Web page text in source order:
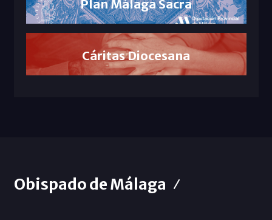
Plan Málaga Sacra
Cáritas Diocesana
Obispado de Málaga